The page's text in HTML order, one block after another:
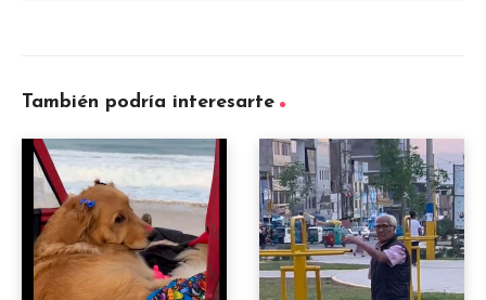
También podría interesarte